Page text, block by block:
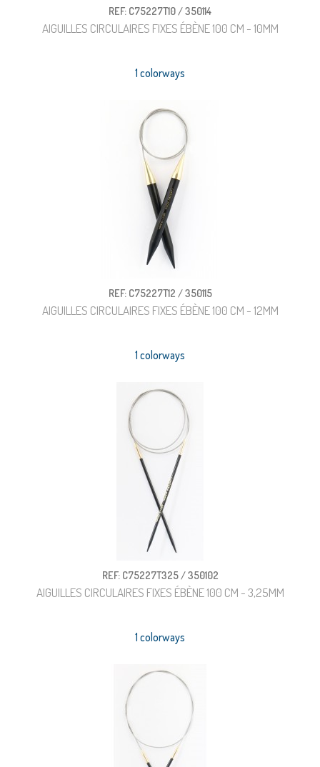
REF: C75227T10 / 350114
AIGUILLES CIRCULAIRES FIXES ÉBÈNE 100 CM - 10MM
1 colorways
REF: C75227T12 / 350115
AIGUILLES CIRCULAIRES FIXES ÉBÈNE 100 CM - 12MM
1 colorways
REF: C75227T325 / 350102
AIGUILLES CIRCULAIRES FIXES ÉBÈNE 100 CM - 3,25MM
1 colorways